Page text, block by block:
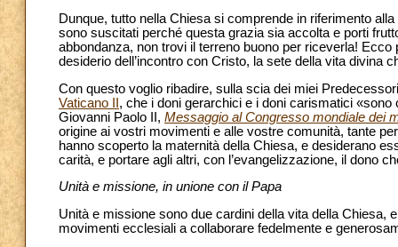
Dunque, tutto nella Chiesa si comprende in riferimento
sono suscitati perché questa grazia sia accolta e porti
abbondanza, non trovi il terreno buono per riceverla!
desiderio dell’incontro con Cristo, la sete della vita divina
Con questo voglio ribadire, sulla scia dei miei
Vaticano II, che i doni gerarchici e i doni carismatici
Giovanni Paolo II, Messaggio al Congresso mondiale dei
origine ai vostri movimenti e alle vostre comunità, tante
hanno scoperto la maternità della Chiesa, e desiderano
carità, e portare agli altri, con l’evangelizzazione, il dono
Unità e missione, in unione con il Papa
Unità e missione sono due cardini della vita della Chiesa,
movimenti ecclesiali a collaborare fedelmente e